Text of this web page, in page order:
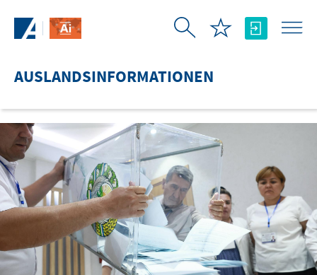
AUSLANDSINFORMATIONEN